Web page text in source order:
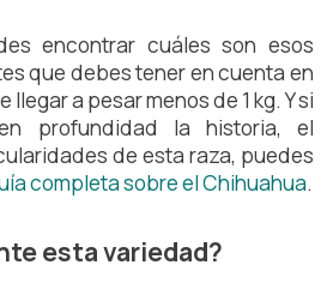
encontrar cuáles son esos
que debes tener en cuenta en
a pesar menos de 1 kg. Y si
profundidad la historia, el
de esta raza, puedes
completa sobre el Chihuahua.
esta variedad?